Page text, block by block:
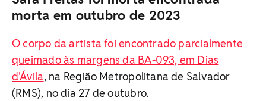
morta em outubro de 2023
O corpo da artista foi encontrado parcialmente
queimado às margens da BA-093, em Dias
d'Ávila, na Região Metropolitana de Salvador
(RMS), no dia 27 de outubro.